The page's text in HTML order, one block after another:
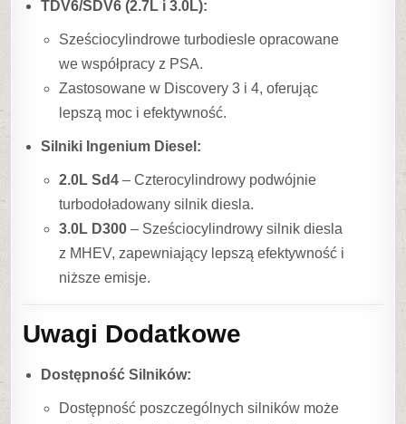
TDV6/SDV6 (2.7L i 3.0L):
Sześciocylindrowe turbodiesle opracowane
we współpracy z PSA.
Zastosowane w Discovery 3 i 4, oferując
lepszą moc i efektywność.
Silniki Ingenium Diesel:
2.0L Sd4 – Czterocylindrowy podwójnie
turbodoładowany silnik diesla.
3.0L D300 – Sześciocylindrowy silnik diesla
z MHEV, zapewniający lepszą efektywność i
niższe emisje.
Uwagi Dodatkowe
Dostępność Silników:
Dostępność poszczególnych silników może